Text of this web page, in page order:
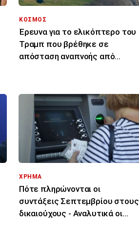
ΚΟΣΜΟΣ
Έρευνα για το ελικόπτερο του
Τραμπ που βρέθηκε σε
απόσταση αναπνοής από
ΧΡΗΜΑ
Πότε πληρώνονται οι
συντάξεις Σεπτεμβρίου στους
δικαιούχους - Αναλυτικά οι